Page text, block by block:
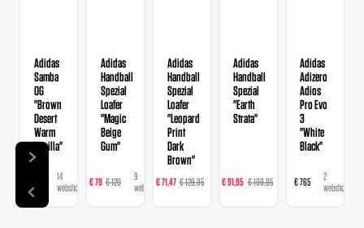
Adidas
Samba
OG
"Brown
Desert
Warm
Vanilla"
14
webshops
Adidas
Handball
Spezial
Loafer
"Magic
Beige
Gum"
€ 78 € 120
9
webshops
Adidas
Handball
Spezial
Loafer
"Leopard
Print
Dark
Brown"
€ 71,47 € 129,95
webshops
Adidas
Handball
Spezial
"Earth
Strata"
€ 91,95 € 109,95
webshops
Adidas
Adizero
Adios
Pro Evo
3
"White
Black"
€ 765
2
webshops